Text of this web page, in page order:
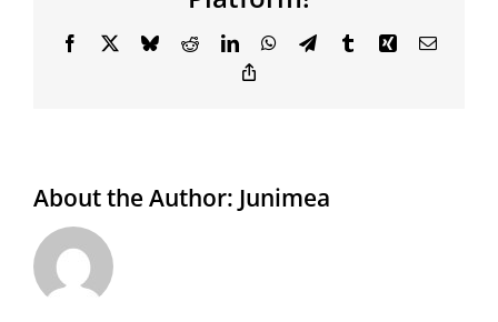
Facebook BlueskyRedditLinkedInWhatsApp
TelegramTumblrXing Email
About the Author: Junimea